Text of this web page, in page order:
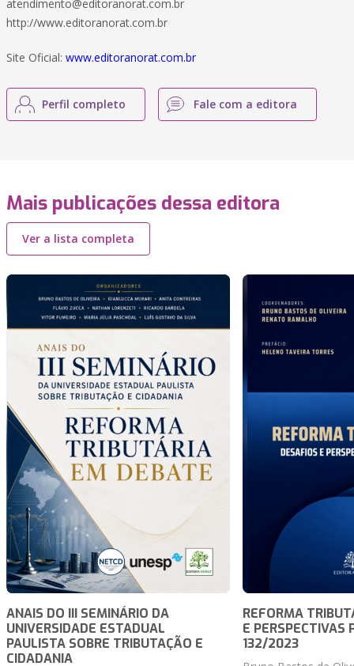
atendimento@editoranorat.com.br
http://www.editoranorat.com.br
Site Oficial: www.editoranorat.com.br
Perfil completo Fale com a editora
Mais publicações dessa editora
Ver a lista completa
ANAIS DO III SEMINÁRIO DA
UNIVERSIDADE ESTADUAL
PAULISTA SOBRE TRIBUTAÇÃO E
CIDADANIA
REFORMA
E PERSPECTIVAS
132/2023